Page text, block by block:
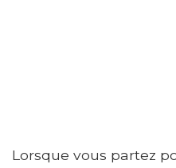
Lorsque vous partez